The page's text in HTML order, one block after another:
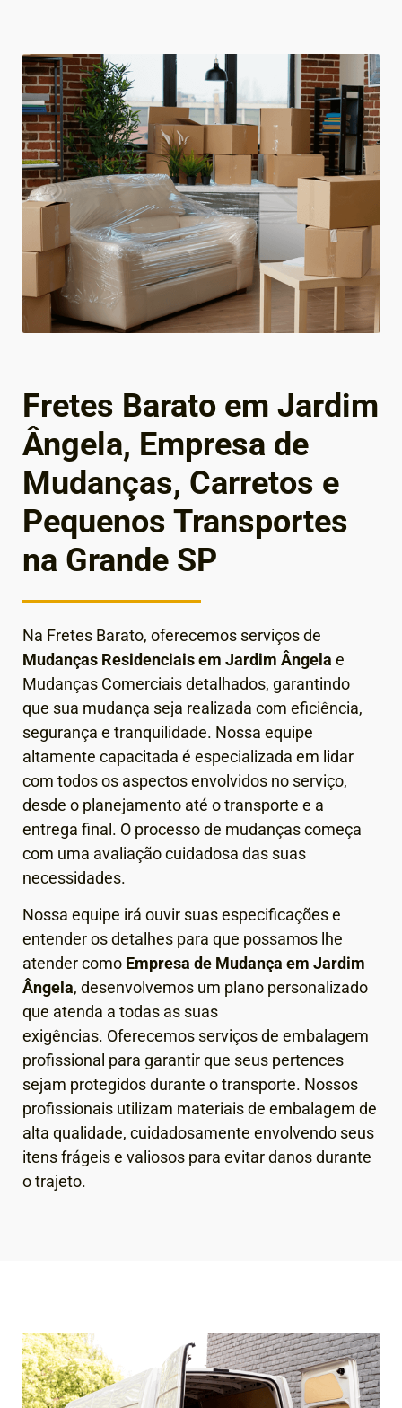
Fretes Barato em Jardim
Ângela, Empresa de
Mudanças, Carretos e
Pequenos Transportes
na Grande SP
Na Fretes Barato, oferecemos serviços de
Mudanças Residenciais em Jardim Ângela e
Mudanças Comerciais detalhados, garantindo
que sua mudança seja realizada com eficiência,
segurança e tranquilidade. Nossa equipe
altamente capacitada é especializada em lidar
com todos os aspectos envolvidos no serviço,
desde o planejamento até o transporte e a
entrega final. O processo de mudanças começa
com uma avaliação cuidadosa das suas
necessidades.
Nossa equipe irá ouvir suas especificações e
entender os detalhes para que possamos lhe
atender como Empresa de Mudança em Jardim
Ângela, desenvolvemos um plano personalizado
que atenda a todas as suas
exigências. Oferecemos serviços de embalagem
profissional para garantir que seus pertences
sejam protegidos durante o transporte. Nossos
profissionais utilizam materiais de embalagem de
alta qualidade, cuidadosamente envolvendo seus
itens frágeis e valiosos para evitar danos durante
o trajeto.